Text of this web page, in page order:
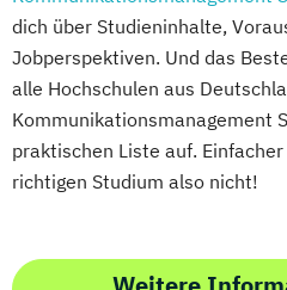
dich über Studieninhalte,
Jobperspektiven. Und das
alle Hochschulen aus
Kommunikationsmanagement
praktischen Liste auf.
richtigen Studium also nicht!